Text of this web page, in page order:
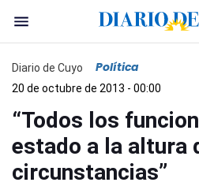
Diario de Cuyo Política
20 de octubre de 2013 - 00:00
“Todos los
estado a la altura
circunstancias”